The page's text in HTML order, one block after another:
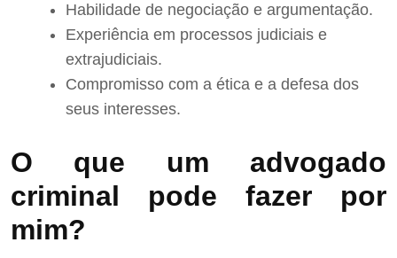
Habilidade de negociação e argumentação.
Experiência em processos judiciais e
extrajudiciais.
Compromisso com a ética e a defesa dos
seus interesses.
O que um advogado
criminal pode fazer por
mim?